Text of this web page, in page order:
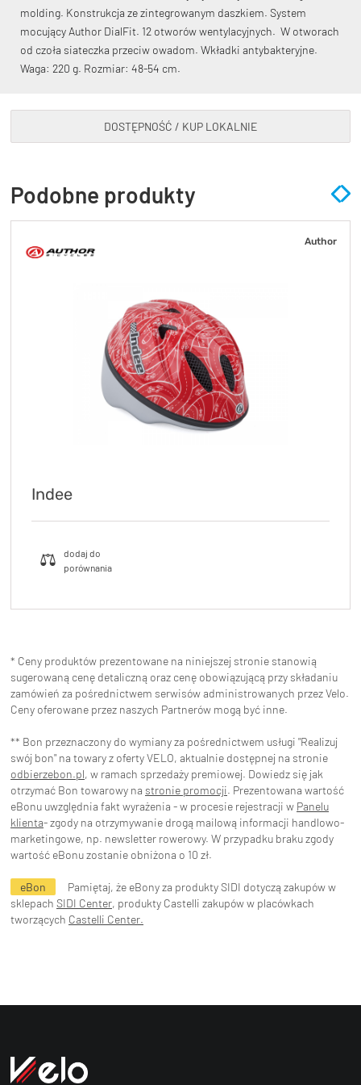
KryptoFlex Key Cable
molding. Konstrukcja ze zintegrowanym daszkiem. System
mocujący Author DialFit. 12 otworów wentylacyjnych. W otworach
od czoła siateczka przeciw owadom. Wkładki antybakteryjne.
Waga: 220 g. Rozmiar: 48-54 cm.
DOSTĘPNOŚĆ / KUP LOKALNIE
Podobne produkty
Author
Indee
* Ceny produktów prezentowane na niniejszej stronie stanowią
sugerowaną cenę detaliczną oraz cenę obowiązującą przy składaniu
zamówień za pośrednictwem serwisów administrowanych przez Velo.
Ceny oferowane przez naszych Partnerów mogą być inne.
** Bon przeznaczony do wymiany za pośrednictwem usługi "Realizuj
swój bon" na towary z oferty VELO, aktualnie dostępnej na stronie
odbierzebon.pl, w ramach sprzedaży premiowej. Dowiedz się jak
otrzymać Bon towarowy na stronie promocji. Prezentowana wartość
eBonu uwzględnia fakt wyrażenia - w procesie rejestracji w Panelu
klienta- zgody na otrzymywanie drogą mailową informacji handlowo-
marketingowe, np. newsletter rowerowy. W przypadku braku zgody
wartość eBonu zostanie obniżona o 10 zł.
eBon
Pamiętaj, że eBony za produkty SIDI dotyczą zakupów w
sklepach SIDI Center, produkty Castelli zakupów w placówkach
tworzących Castelli Center.